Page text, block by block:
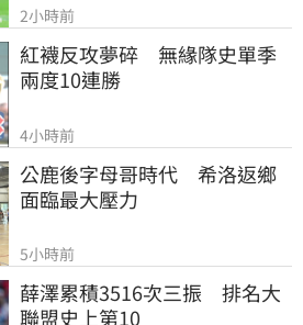
2小時前
紅襪反攻夢碎　無緣隊史單季
兩度10連勝
4小時前
公鹿後字母哥時代　希洛返鄉
面臨最大壓力
5小時前
薛澤累積3516次三振　排名大
聯盟史上第10